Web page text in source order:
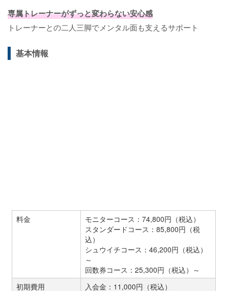
専属トレーナーがずっと変わらない安心感
トレーナーとの二人三脚でメンタル面も支えるサポート
基本情報
料金
モニターコース：74,800円（税込）
スタンダードコース：85,800円（税
込）
シュウイチコース：46,200円（税込）
～
回数券コース：25,300円（税込）～
初期費用
入会金：11,000円（税込）